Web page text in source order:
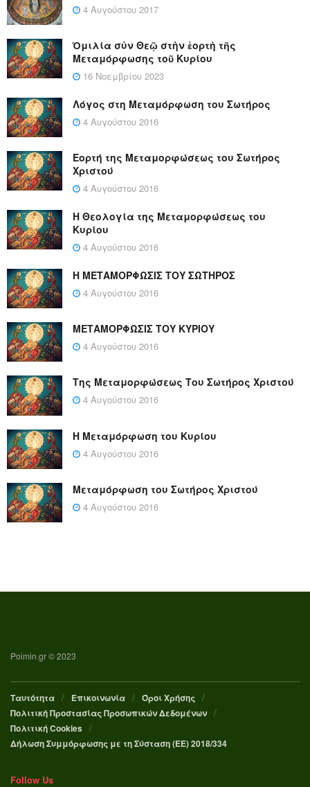
4 Αυγούστου 2017
Ὁμιλία σὺν Θεῷ στὴν ἑορτὴ τῆς
Μεταμόρφωσης τοῦ Κυρίου
16 Νοεμβρίου 2023
Λόγος στη Μεταμόρφωση του Σωτήρος
4 Αυγούστου 2016
Εορτή της Μεταμορφώσεως του Σωτήρος
Χριστού
4 Αυγούστου 2016
Η Θεολογία της Μεταμορφώσεως του
Κυρίου
4 Αυγούστου 2016
Η ΜΕΤΑΜΟΡΦΩΣΙΣ ΤΟΥ ΣΩΤΗΡΟΣ
4 Αυγούστου 2016
ΜΕΤΑΜΟΡΦΩΣΙΣ ΤΟΥ ΚΥΡΙΟΥ
4 Αυγούστου 2016
Της Μεταμορφώσεως Του Σωτήρος Χριστού
4 Αυγούστου 2016
Η Μεταμόρφωση του Κυρίου
4 Αυγούστου 2016
Μεταμόρφωση του Σωτήρος Χριστού
4 Αυγούστου 2016
Poimin.gr © 2023
Ταυτότητα Επικοινωνία
Όροι Χρήσης
Πολιτική Προστασίας Προσωπικών Δεδομένων
Πολιτική Cookies
Δήλωση Συμμόρφωσης με τη Σύσταση (ΕΕ) 2018/334
Follow Us